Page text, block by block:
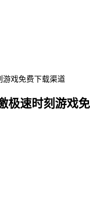
极速时刻游戏